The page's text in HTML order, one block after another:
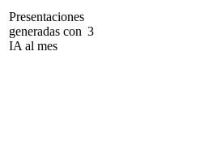
Presentaciones
generadas con
IA al mes
3